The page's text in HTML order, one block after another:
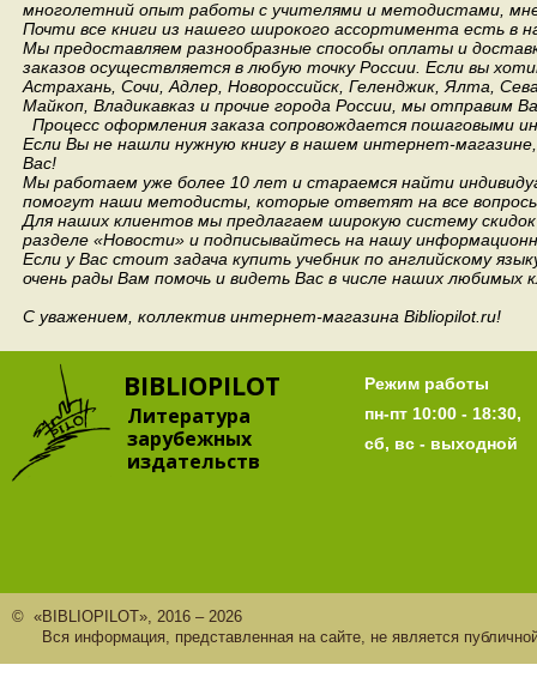
многолетний опыт работы с учителями и методистами,
Почти все книги из нашего широкого ассортимента есть в
Мы предоставляем разнообразные способы оплаты и
заказов осуществляется в любую точку России. Если вы
Астрахань, Сочи, Адлер, Новороссийск, Геленджик, Ялта,
Майкоп, Владикавказ и прочие города России, мы отправим
Процесс оформления заказа сопровождается пошаговыми
Если Вы не нашли нужную книгу в нашем интернет-
Вас!
Мы работаем уже более 10 лет и стараемся найти
помогут наши методисты, которые ответят на все
Для наших клиентов мы предлагаем широкую систему
разделе «Новости» и подписывайтесь на нашу
Если у Вас стоит задача купить учебник по английскому
очень рады Вам помочь и видеть Вас в числе наших любимых
С уважением, коллектив интернет-магазина Bibliopilot.ru!
BIBLIOPILOT
Литература
зарубежных
издательств
Режим работы
пн-пт 10:00 - 18:30,
сб, вс - выходной
© «BIBLIOPILOT», 2016 – 2026
Вся информация, представленная на сайте, не является